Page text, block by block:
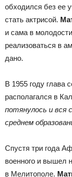
обходился без ее
стать актрисой.
и сама в
реализоваться в
дано.
В 1955 году глава
располагался в
потянулось и
среднем
Спустя три года
военного и вышел
в Мелитополе.